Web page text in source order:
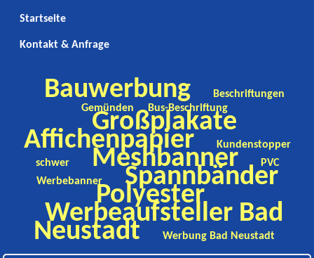
Startseite
Kontakt & Anfrage
Bauwerbung
Beschriftungen
Gemünden
Bus-Beschriftung
Großplakate
Affichenpapier
Kundenstopper
schwer
Meshbanner
PVC
Werbebanner
Spannbänder
Polyester
Werbeaufsteller Bad
Neustadt Werbung Bad Neustadt